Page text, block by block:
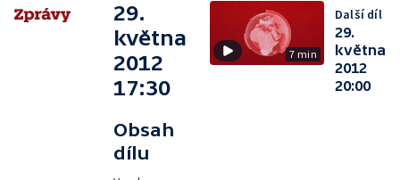
29.
května
2012
17:30
Obsah
dílu
7 min
Další díl
29.
května
2012
20:00